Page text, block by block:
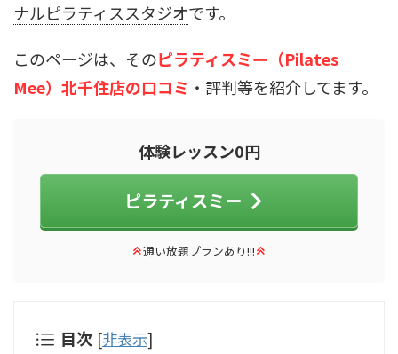
ナルピラティススタジオです。
このページは、そのピラティスミー（Pilates
Mee）北千住店の口コミ ・評判等を紹介してます。
体験レッスン0円
ピラティスミー
通い放題プランあり!!!
目次 [非表示]